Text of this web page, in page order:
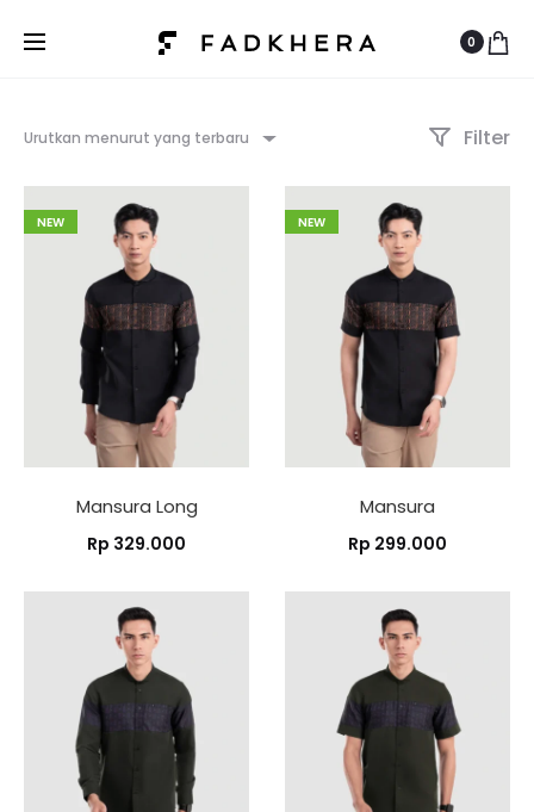
0
Urutkan menurut yang terbaru Filter
NEW
Mansura Long
Rp 329.000
NEW
Mansura
Rp 299.000